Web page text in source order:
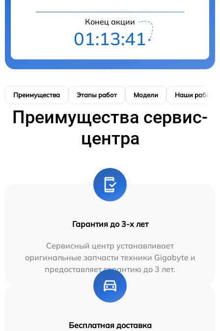
Конец акции
01:13:40
Преимущества Этапы работ Модели Наши работы
Преимущества сервис-
центра
Гарантия до 3-х лет
Сервисный центр устанавливает
оригинальные запчасти техники Gigabyte и
предоставляет гарантию до 3 лет.
Бесплатная доставка